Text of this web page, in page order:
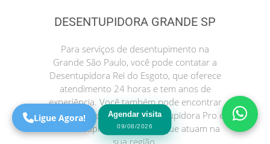
DESENTUPIDORA GRANDE SP
Para serviços de desentupimento na
Grande São Paulo, você pode contatar a
Desentupidora Rei do Esgoto, que oferece
atendimento 24 horas e tem anos de
experiência. Você também pode encontrar
outras opções como a Desentupidora Pro e
a Desentupidora no Bairro, que atuam na
Agendar visita
09/08/2026
Precisa de Ajuda?
São Paulo! Precisa de
ajuda?
Online
Ligue Agora!